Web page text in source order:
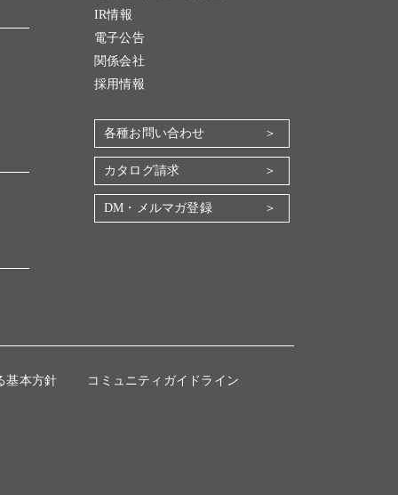
IR情報
電子公告
関係会社
採用情報
各種お問い合わせ
カタログ請求
DM・メルマガ登録
基本方針 コミュニティガイドライン